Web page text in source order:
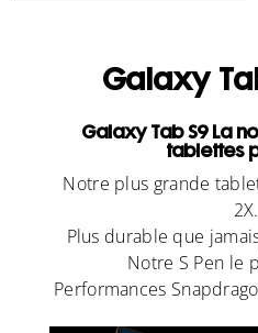
Galaxy
Galaxy Tab S9 La
tablettes
Notre plus grande
2X.
Plus durable que
Notre S Pen le
Performances